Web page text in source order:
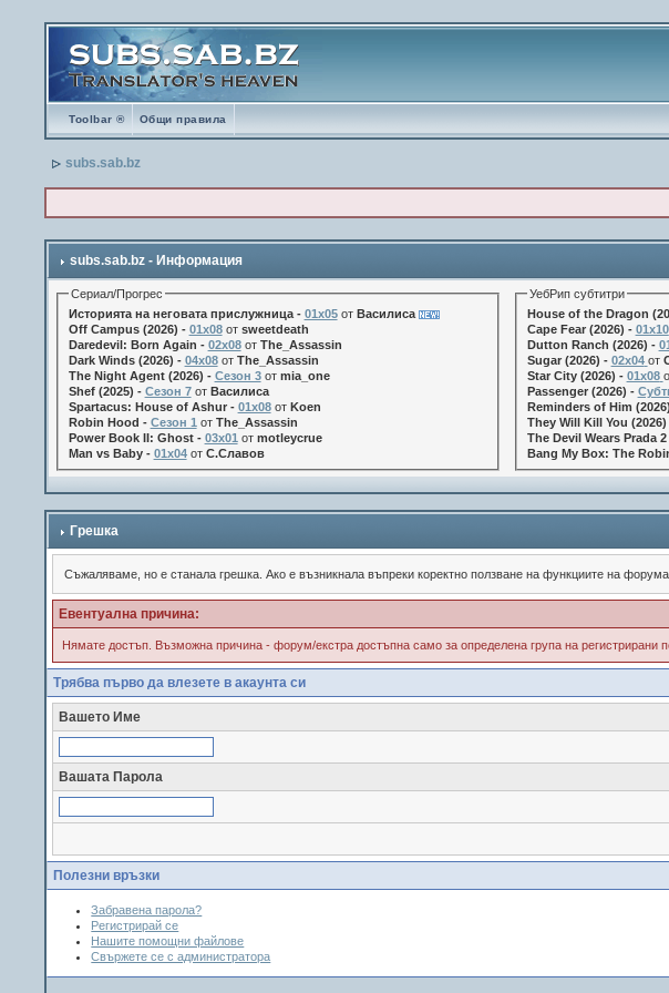
Toolbar ® Общи правила
subs.sab.bz
subs.sab.bz - Информация
Сериал/Прогрес
Историята на неговата прислужница - 01х05от Василиса
Off Campus (2026) - 01x08от sweetdeath
Daredevil: Born Again - 02x08от The_Assassin
Dark Winds (2026) - 04x08от The_Assassin
The Night Agent (2026) - Сезон 3от mia_one
Shef (2025) - Сезон 7от Василиса
Spartacus: House of Ashur - 01x08от Koen
Robin Hood - Сезон 1 от The_Assassin
Power Book II: Ghost - 03x01 от motleycrue
Man vs Baby - 01x04от С.Славов
УебРип субтитри
House of the Dragon
Cape Fear (2026) - 01x10
Dutton Ranch (2026) -
Sugar (2026) - 02x04 от
Star City (2026) - 01x08
Passenger (2026) -
Reminders of Him
They Will Kill You (2026)
The Devil Wears Prada 2
Bang My Box: The
Грешка
Съжалявамe, но е станала грешка. Ако е възникнала въпреки коректно ползване на функциите на
Евентуална причина:
Нямате достъп. Възможна причина - форум/екстра достъпна само за определена група на регистрирани
Трябва първо да влезете в акаунта си
Вашето Име
Вашата Парола
Полезни връзки
Забравена парола?
Регистрирай се
Нашите помощни файлове
Свържете се с администратора